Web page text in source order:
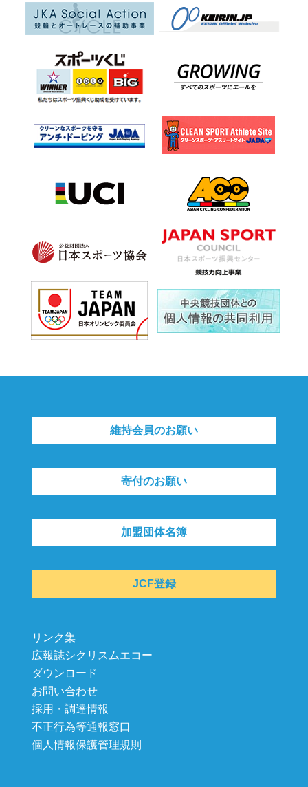
維持会員のお願い
寄付のお願い
加盟団体名簿
JCF登録
リンク集
広報誌シクリスムエコー
ダウンロード
お問い合わせ
採用・調達情報
不正行為等通報窓口
個人情報保護管理規則